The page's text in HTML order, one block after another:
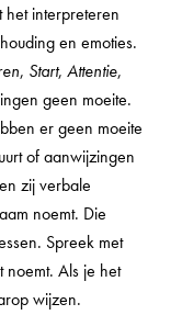
interpreteren
en emoties.
, Start, Attentie,
geen moeite.
er geen moeite
of aanwijzingen
zij verbale
noemt. Die
Spreek met
Als je het
wijzen.